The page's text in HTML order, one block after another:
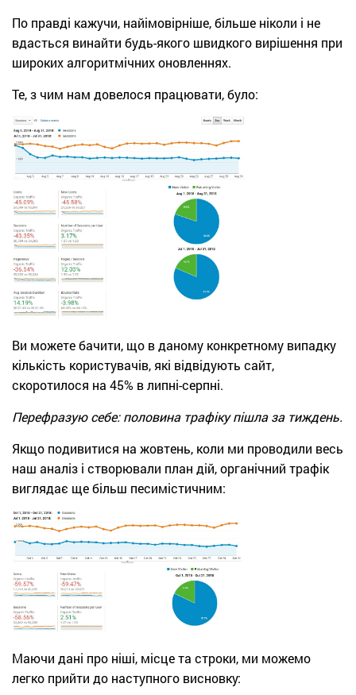
По правді кажучи, найімовірніше, більше ніколи і не
вдасться винайти будь-якого швидкого вирішення при
широких алгоритмічних оновленнях.
Те, з чим нам довелося працювати, було:
Ви можете бачити, що в даному конкретному випадку
кількість користувачів, які відвідують сайт,
скоротилося на 45% в липні-серпні.
Перефразую себе: половина трафіку пішла за тиждень.
Якщо подивитися на жовтень, коли ми проводили весь
наш аналіз і створювали план дій, органічний трафік
виглядає ще більш песимістичним:
Маючи дані про ніші, місце та строки, ми можемо
легко прийти до наступного висновку: